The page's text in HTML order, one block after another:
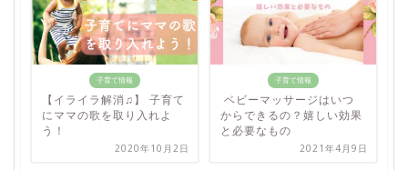
子育て情報
【イライラ解消♫】 子育て
にママの歌を取り入れよ
う！
2020年10月2日
子育て情報
ベビーマッサージはいつ
からできるの？嬉しい効果
と必要なもの
2021年4月9日